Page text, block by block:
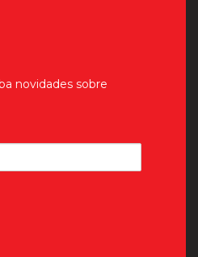
novidades sobre